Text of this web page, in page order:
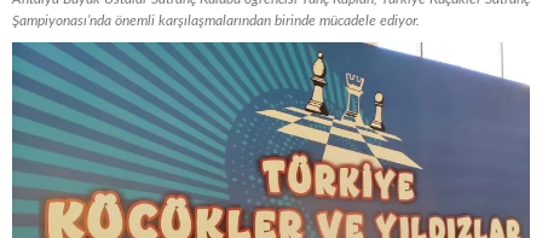
Şampiyonası’nda önemli karşılaşmalarından birinde mücadele ediyor.